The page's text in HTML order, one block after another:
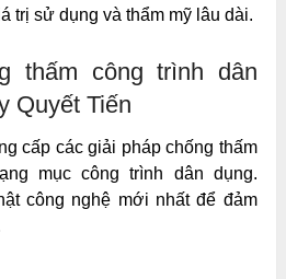
trị sử dụng và thẩm mỹ lâu dài.
thấm công trình dân
Quyết Tiến
cấp các giải pháp chống thấm
mục công trình dân dụng.
công nghệ mới nhất để đảm